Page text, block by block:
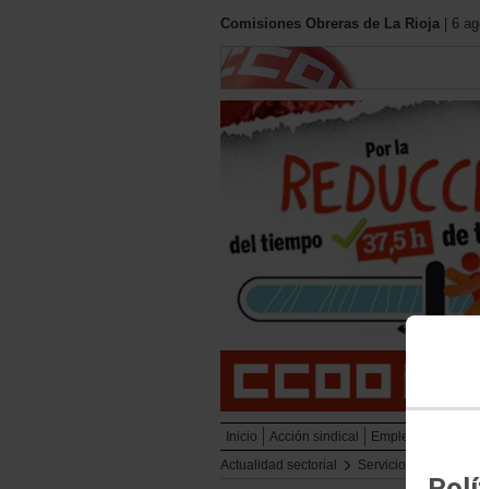
Comisiones Obreras de La Rioja | 6
Inicio Acción sindical Empleo
Actualidad sectorial
Servicios